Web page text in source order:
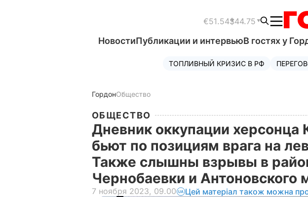
€51.54$44.75
НовостиПубликации и интервьюВ гостях у
ТОПЛИВНЫЙ КРИЗИС В РФ
ГордонОбщество
ОБЩЕСТВО
Дневник оккупации херсонца
бьют по позициям врага на
Также слышны взрывы в
Чернобаевки и Антоновского
7 ноября 2023, 09.00 Цей матеріал також можна